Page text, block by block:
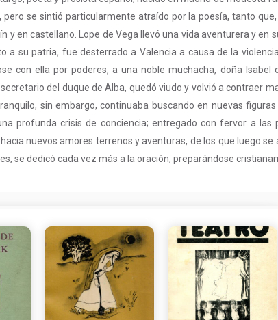
se sintió particularmente atraído por la poesía, tanto
y en castellano. Lope de Vega llevó una vida aventurera y
a su patria, fue desterrado a Valencia a causa de la
con ella por poderes, a una noble muchacha, doña Isabel
del duque de Alba, quedó viudo y volvió a contraer
sin embargo, continuaba buscando en nuevas
profunda crisis de conciencia; entregado con fervor a
nuevos amores terrenos y aventuras, de los que luego
se dedicó cada vez más a la oración, preparándose